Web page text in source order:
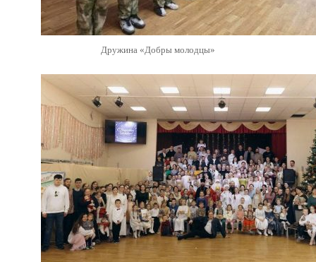
Дружина «Добры молодцы»